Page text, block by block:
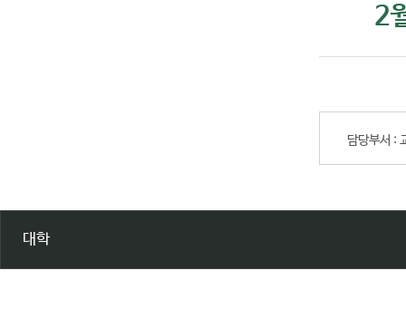
2
담당부서 :
대학